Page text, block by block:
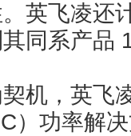
英飞凌还
同系产品
机，英飞
）功率解